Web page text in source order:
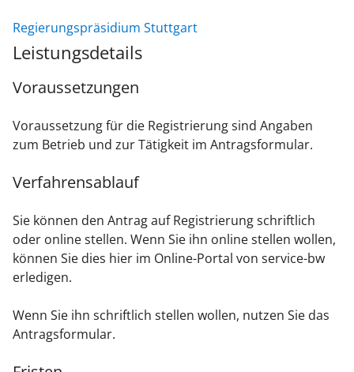
Regierungspräsidium Stuttgart
Leistungsdetails
Voraussetzungen
Voraussetzung für die Registrierung sind Angaben
zum Betrieb und zur Tätigkeit im Antragsformular.
Verfahrensablauf
Sie können den Antrag auf Registrierung schriftlich
oder online stellen. Wenn Sie ihn online stellen wollen,
können Sie dies hier im Online-Portal von service-bw
erledigen.
Wenn Sie ihn schriftlich stellen wollen, nutzen Sie das
Antragsformular.